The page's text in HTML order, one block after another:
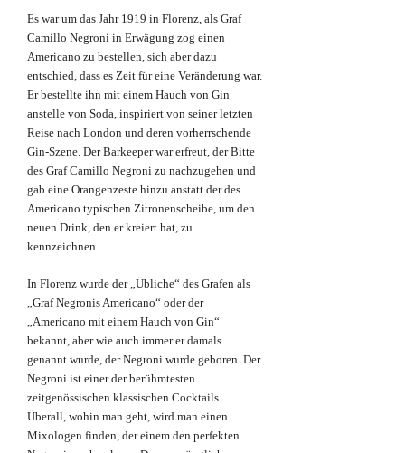
Es war um das Jahr 1919 in Florenz, als Graf
Camillo Negroni in Erwägung zog einen
Americano zu bestellen, sich aber dazu
entschied, dass es Zeit für eine Veränderung war.
Er bestellte ihn mit einem Hauch von Gin
anstelle von Soda, inspiriert von seiner letzten
Reise nach London und deren vorherrschende
Gin-Szene. Der Barkeeper war erfreut, der Bitte
des Graf Camillo Negroni zu nachzugehen und
gab eine Orangenzeste hinzu anstatt der des
Americano typischen Zitronenscheibe, um den
neuen Drink, den er kreiert hat, zu
kennzeichnen.
In Florenz wurde der „Übliche“ des Grafen als
„Graf Negronis Americano“ oder der
„Americano mit einem Hauch von Gin“
bekannt, aber wie auch immer er damals
genannt wurde, der Negroni wurde geboren. Der
Negroni ist einer der berühmtesten
zeitgenössischen klassischen Cocktails.
Überall, wohin man geht, wird man einen
Mixologen finden, der einem den perfekten